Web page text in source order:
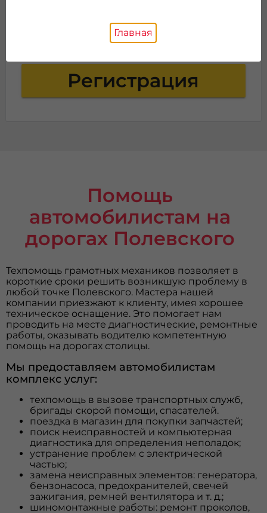
Ищем партнеров в Полевском
Предоставляемзаказы на эвакуатор
Регистрация
Помощь
автомобилистам на
дорогах Полевского
Техпомощь грамотных механиков позволяет в
короткие сроки решить возникшую проблему в
любой точке Полевского. Мастера нашей
компании приезжают к клиенту, имея хорошее
техническое оснащение. Это помогает нам
проводить на месте диагностические, ремонтные
работы, оказывать водителю компетентную
помощь на дорогах столицы.
Мы предоставляем автомобилистам
комплекс услуг:
техпомощь в вызове транспортных служб,
бригады скорой помощи, спасателей.
поездка в магазин для покупки запчастей;
поиск неисправностей и компьютерная
диагностика для определения неполадок;
устранение проблем с электрической
частью;
замена неисправных элементов: генератора,
бензонасоса, предохранителей, свечей
зажигания, ремней вентилятора и т. д.;
шиномонтажные работы: ремонт проколов,
Главная